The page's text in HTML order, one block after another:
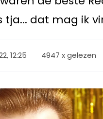
tja... dat mag ik
12:25 4947 x gelezen